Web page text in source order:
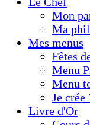
Mon
Ma
Mes menus
Fêtes
Menu
Menu
Je crée
Livre d'Or